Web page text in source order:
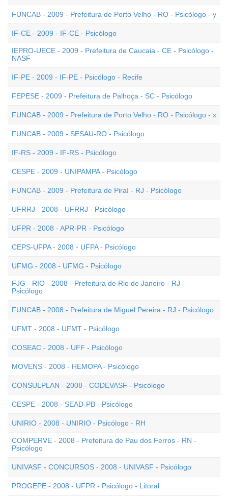
FUNCAB - 2009 - Prefeitura de Porto Velho - RO - Psicólogo - y
IF-CE - 2009 - IF-CE - Psicólogo
IEPRO-UECE - 2009 - Prefeitura de Caucaia - CE - Psicólogo -
NASF
IF-PE - 2009 - IF-PE - Psicólogo - Recife
FEPESE - 2009 - Prefeitura de Palhoça - SC - Psicólogo
FUNCAB - 2009 - Prefeitura de Porto Velho - RO - Psicólogo - x
FUNCAB - 2009 - SESAU-RO - Psicólogo
IF-RS - 2009 - IF-RS - Psicólogo
CESPE - 2009 - UNIPAMPA - Psicólogo
FUNCAB - 2009 - Prefeitura de Piraí - RJ - Psicólogo
UFRRJ - 2008 - UFRRJ - Psicólogo
UFPR - 2008 - APR-PR - Psicólogo
CEPS-UFPA - 2008 - UFPA - Psicólogo
UFMG - 2008 - UFMG - Psicólogo
FJG - RIO - 2008 - Prefeitura de Rio de Janeiro - RJ -
Psicólogo
FUNCAB - 2008 - Prefeitura de Miguel Pereira - RJ - Psicólogo
UFMT - 2008 - UFMT - Psicólogo
COSEAC - 2008 - UFF - Psicólogo
MOVENS - 2008 - HEMOPA - Psicólogo
CONSULPLAN - 2008 - CODEVASF - Psicólogo
CESPE - 2008 - SEAD-PB - Psicólogo
UNIRIO - 2008 - UNIRIO - Psicólogo - RH
COMPERVE - 2008 - Prefeitura de Pau dos Ferros - RN -
Psicólogo
UNIVASF - CONCURSOS - 2008 - UNIVASF - Psicólogo
PROGEPE - 2008 - UFPR - Psicólogo - Litoral